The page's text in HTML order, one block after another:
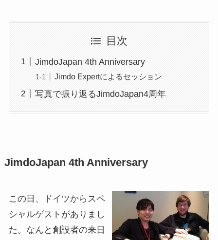
目次
JimdoJapan 4th Anniversary
Jimdo Expertによるセッション
写真で振り返るJimdoJapan4周年
JimdoJapan 4th Anniversary
この日、ドイツからスペ
シャルゲストがありまし
た。なんと創設者の来日